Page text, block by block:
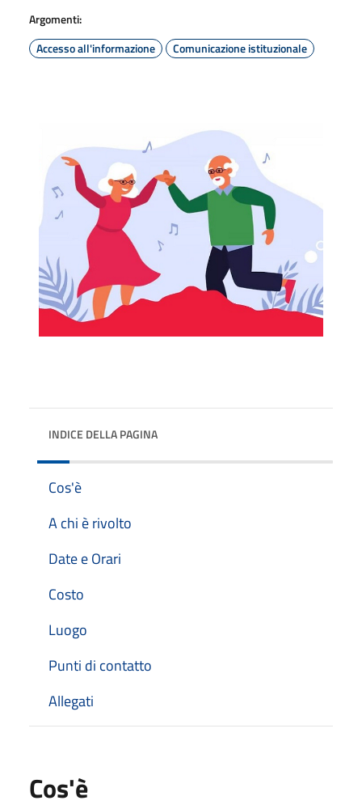
Argomenti:
Accesso all'informazione
Comunicazione istituzionale
INDICE DELLA PAGINA
Cos'è
A chi è rivolto
Date e Orari
Costo
Luogo
Punti di contatto
Allegati
Cos'è